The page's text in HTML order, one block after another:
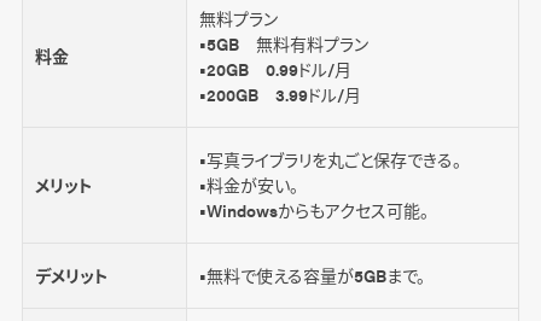
料金
無料プラン
■5GB 無料有料プラン
■20GB 0.99ドル/月
■200GB 3.99ドル/月
メリット
■写真ライブラリを丸ごと保存できる。
■料金が安い。
■Windowsからもアクセス可能。
デメリット ■無料で使える容量が5GBまで。